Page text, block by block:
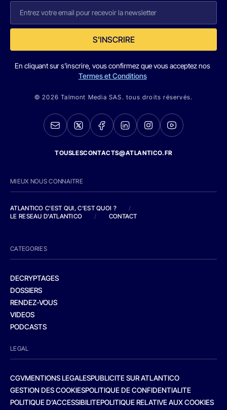
S'INSCRIRE
En cliquant sur s'inscrire, vous confirmez que vous acceptez nos
Termes et Conditions
© 2026 Talmont Media SAS. tous droits réservés.
TOUSLESCONTACTS@ATLANTICO.FR
MIEUX NOUS CONNAITRE
ATLANTICO C'EST QUI, C'EST QUOI ?
/
LE RESEAU D'ATLANTICO
/ CONTACT
CATEGORIES
DECRYPTAGES
DOSSIERS
RENDEZ-VOUS
VIDEOS
PODCASTS
LEGAL
CGVMENTIONS LEGALESPUBLICITE SUR ATLANTICO
GESTION DES COOKIESPOLITIQUE DE CONFIDENTIALITE
POLITIQUE D’ACCESSIBILITEPOLITIQUE RELATIVE AUX COOKIES